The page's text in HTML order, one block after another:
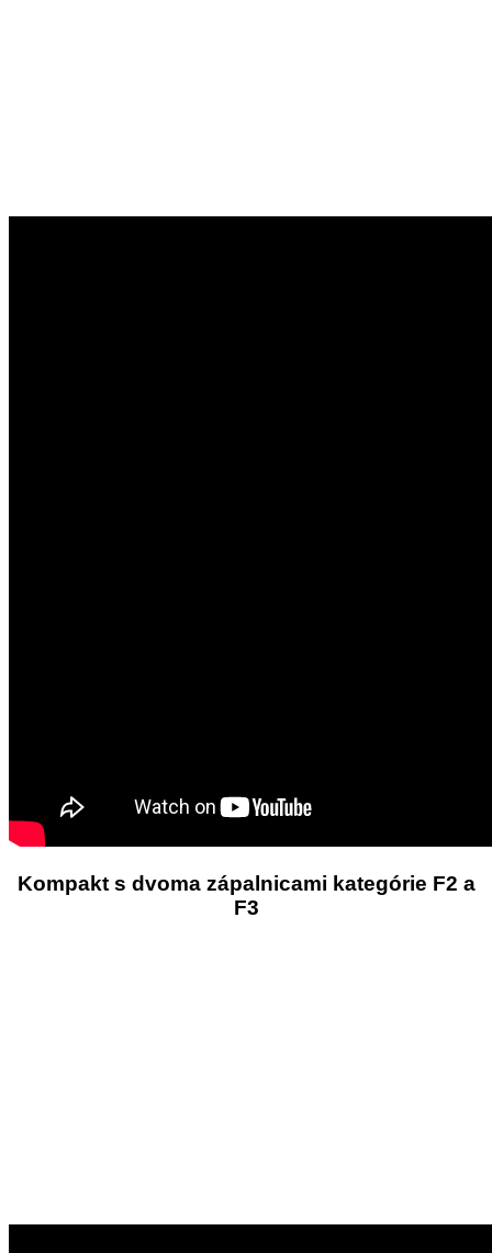
Kompakt s dvoma zápalnicami kategórie F2 a
F3